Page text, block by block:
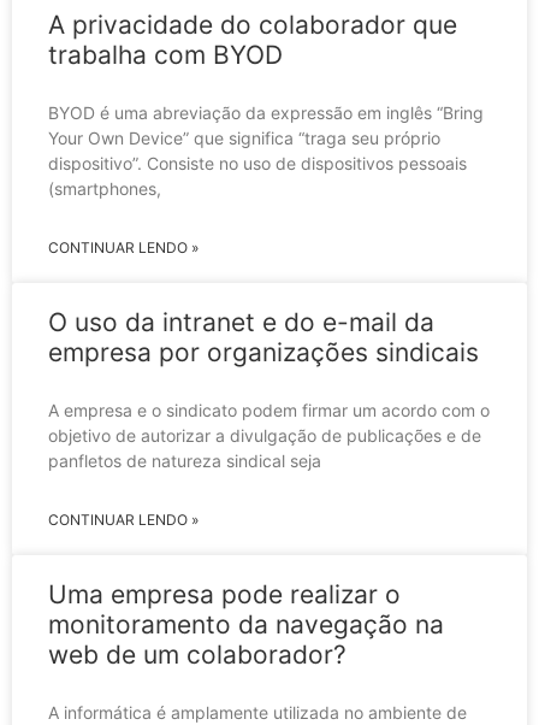
A privacidade do colaborador que
trabalha com BYOD
BYOD é uma abreviação da expressão em inglês “Bring
Your Own Device” que significa “traga seu próprio
dispositivo”. Consiste no uso de dispositivos pessoais
(smartphones,
CONTINUAR LENDO »
O uso da intranet e do e-mail da
empresa por organizações sindicais
A empresa e o sindicato podem firmar um acordo com o
objetivo de autorizar a divulgação de publicações e de
panfletos de natureza sindical seja
CONTINUAR LENDO »
Uma empresa pode realizar o
monitoramento da navegação na
web de um colaborador?
A informática é amplamente utilizada no ambiente de